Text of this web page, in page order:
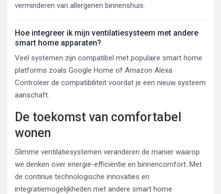
verminderen van allergenen binnenshuis.
Hoe integreer ik mijn ventilatiesysteem met andere
smart home apparaten?
Veel systemen zijn compatibel met populaire smart home
platforms zoals Google Home of Amazon Alexa.
Controleer de compatibiliteit voordat je een nieuw systeem
aanschaft.
De toekomst van comfortabel
wonen
Slimme ventilatiesystemen veranderen de manier waarop
we denken over energie-efficiëntie en binnencomfort. Met
de continue technologische innovaties en
integratiemogelijkheden met andere smart home